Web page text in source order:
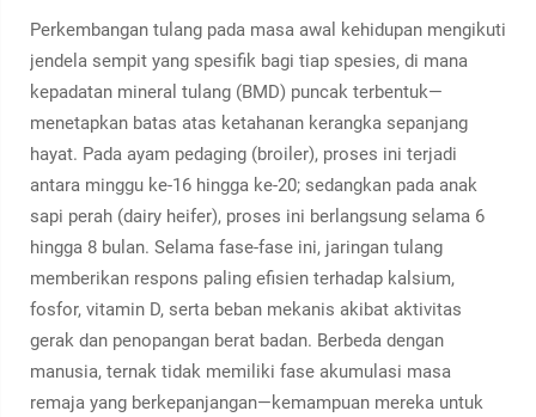
Perkembangan tulang pada masa awal kehidupan mengikuti
jendela sempit yang spesifik bagi tiap spesies, di mana
kepadatan mineral tulang (BMD) puncak terbentuk—
menetapkan batas atas ketahanan kerangka sepanjang
hayat. Pada ayam pedaging (broiler), proses ini terjadi
antara minggu ke-16 hingga ke-20; sedangkan pada anak
sapi perah (dairy heifer), proses ini berlangsung selama 6
hingga 8 bulan. Selama fase-fase ini, jaringan tulang
memberikan respons paling efisien terhadap kalsium,
fosfor, vitamin D, serta beban mekanis akibat aktivitas
gerak dan penopangan berat badan. Berbeda dengan
manusia, ternak tidak memiliki fase akumulasi masa
remaja yang berkepanjangan—kemampuan mereka untuk